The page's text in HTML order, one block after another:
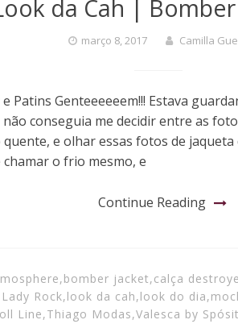
da Cah |
março 8, 2017 Camilla
Patins Genteeeeeem!!! Estava
conseguia me decidir entre as
e olhar essas fotos de
o frio mesmo, e
Continue Reading
,bomber jacket,calça
Lady Rock,look da cah,look do dia,
Line,Thiago Modas,Valesca by